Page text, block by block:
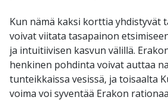
Kun nämä kaksi korttia yhdistyvät
voivat viitata tasapainon
ja intuitiivisen kasvun välillä.
henkinen pohdinta voivat auttaa
tunteikkaissa vesissä, ja toisaalta
voima voi syventää Erakon